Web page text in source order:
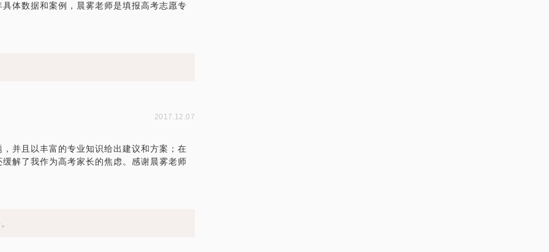
体数据和案例，晨雾老师是填报高考志愿专
2017.12.07
并且以丰富的专业知识给出建议和方案；在
解了我作为高考家长的焦虑。感谢晨雾老师